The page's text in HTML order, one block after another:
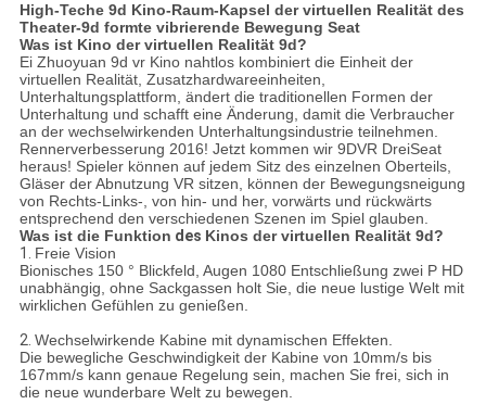
High-Teche 9d Kino-Raum-Kapsel der virtuellen Realität des
Theater-9d formte vibrierende Bewegung Seat
Was ist Kino der virtuellen Realität 9d?
Ei Zhuoyuan 9d vr Kino nahtlos kombiniert die Einheit der
virtuellen Realität, Zusatzhardwareeinheiten,
Unterhaltungsplattform, ändert die traditionellen Formen der
Unterhaltung und schafft eine Änderung, damit die Verbraucher
an der wechselwirkenden Unterhaltungsindustrie teilnehmen.
Rennerverbesserung 2016! Jetzt kommen wir 9DVR DreiSeat
heraus! Spieler können auf jedem Sitz des einzelnen Oberteils,
Gläser der Abnutzung VR sitzen, können der Bewegungsneigung
von Rechts-Links-, von hin- und her, vorwärts und rückwärts
entsprechend den verschiedenen Szenen im Spiel glauben.
Was ist die Funktion des Kinos der virtuellen Realität 9d?
1. Freie Vision
Bionisches 150 ° Blickfeld, Augen 1080 Entschließung zwei P HD
unabhängig, ohne Sackgassen holt Sie, die neue lustige Welt mit
wirklichen Gefühlen zu genießen.
2. Wechselwirkende Kabine mit dynamischen Effekten.
Die bewegliche Geschwindigkeit der Kabine von 10mm/s bis
167mm/s kann genaue Regelung sein, machen Sie frei, sich in
die neue wunderbare Welt zu bewegen.